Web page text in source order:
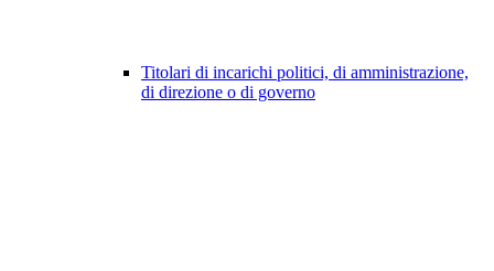
Titolari di incarichi politici, di amministrazione,
di direzione o di governo